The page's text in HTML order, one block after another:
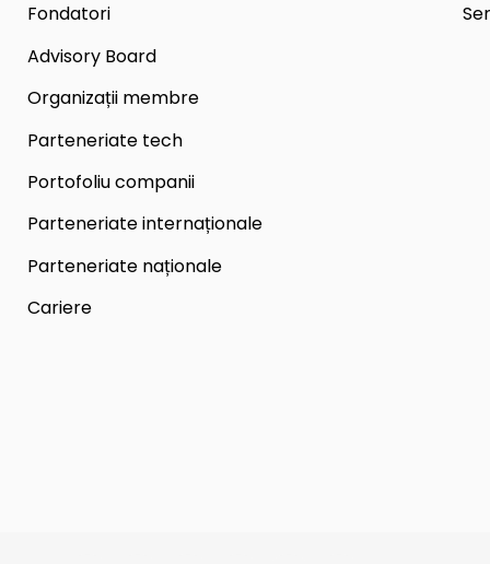
Fondatori
Advisory Board
Organizații membre
Parteneriate tech
Portofoliu companii
Parteneriate internaționale
Parteneriate naționale
Cariere